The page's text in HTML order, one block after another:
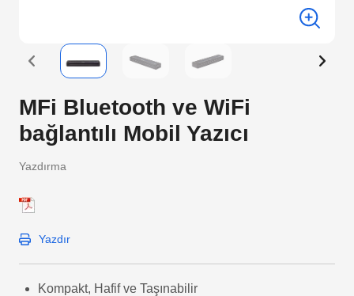
MFi Bluetooth ve WiFi
bağlantılı Mobil Yazıcı
Yazdırma
Yazdır
Kompakt, Hafif ve Taşınabilir